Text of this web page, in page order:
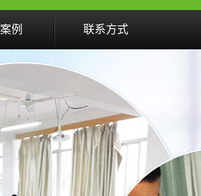
例 联系方式